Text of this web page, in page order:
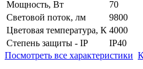
Мощность, Вт
70
Световой поток, лм
9800
Цветовая температура, К 4000
Степень защиты - IP
IP40
Посмотреть все характеристики